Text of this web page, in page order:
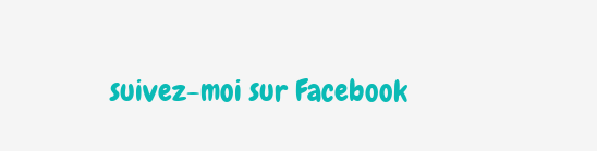
suivez-moi sur Facebook